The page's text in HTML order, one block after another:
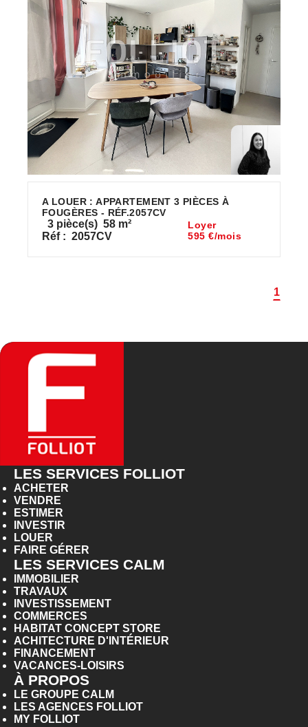
A LOUER : APPARTEMENT 3 PIÈCES À
FOUGÈRES - RÉF.2057CV
3 pièce(s) 58 m²
Réf : 2057CV
Loyer
595 €/mois
1
LES SERVICES FOLLIOT
ACHETER
VENDRE
ESTIMER
INVESTIR
LOUER
FAIRE GÉRER
LES SERVICES CALM
IMMOBILIER
TRAVAUX
INVESTISSEMENT
COMMERCES
HABITAT CONCEPT STORE
ACHITECTURE D'INTÉRIEUR
FINANCEMENT
VACANCES-LOISIRS
À PROPOS
LE GROUPE CALM
LES AGENCES FOLLIOT
MY FOLLIOT